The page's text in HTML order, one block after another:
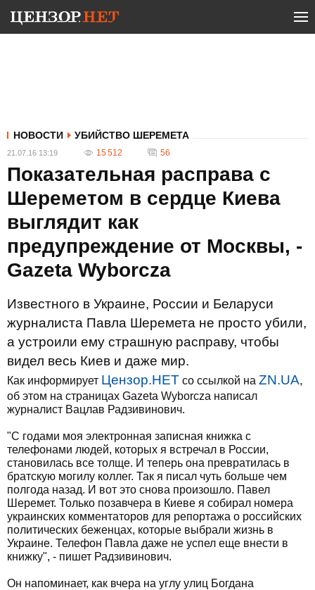
НОВОСТИ УБИЙСТВО ШЕРЕМЕТА
21.07.16 13:19 15 512 56
Показательная расправа с
Шереметом в сердце Киева
выглядит как
предупреждение от Москвы, -
Gazeta Wyborcza
Известного в Украине, России и Беларуси
журналиста Павла Шеремета не просто убили,
а устроили ему страшную расправу, чтобы
видел весь Киев и даже мир.
Как информирует Цензор.НЕТ со ссылкой на ZN.UA,
об этом на страницах Gazeta Wyborcza написал
журналист Вацлав Радзивинович.
"С годами моя электронная записная книжка с
телефонами людей, которых я встречал в России,
становилась все толще. И теперь она превратилась в
братскую могилу коллег. Так я писал чуть больше чем
полгода назад. И вот это снова произошло. Павел
Шеремет. Только позавчера в Киеве я собирал номера
украинских комментаторов для репортажа о российских
политических беженцах, которые выбрали жизнь в
Украине. Телефон Павла даже не успел еще внести в
книжку", - пишет Радзивинович.
Он напоминает, как вчера на углу улиц Богдана